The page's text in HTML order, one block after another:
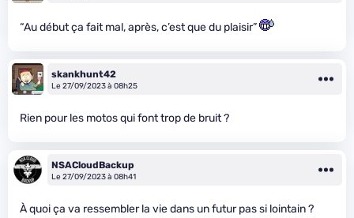
“Au début ça fait mal, après, c’est que du plaisir”
skankhunt42
Le 27/09/2023 à 08h25
Rien pour les motos qui font trop de bruit ?
NSACloudBackup
Le 27/09/2023 à 08h41
À quoi ça va ressembler la vie dans un futur pas si lointain ?